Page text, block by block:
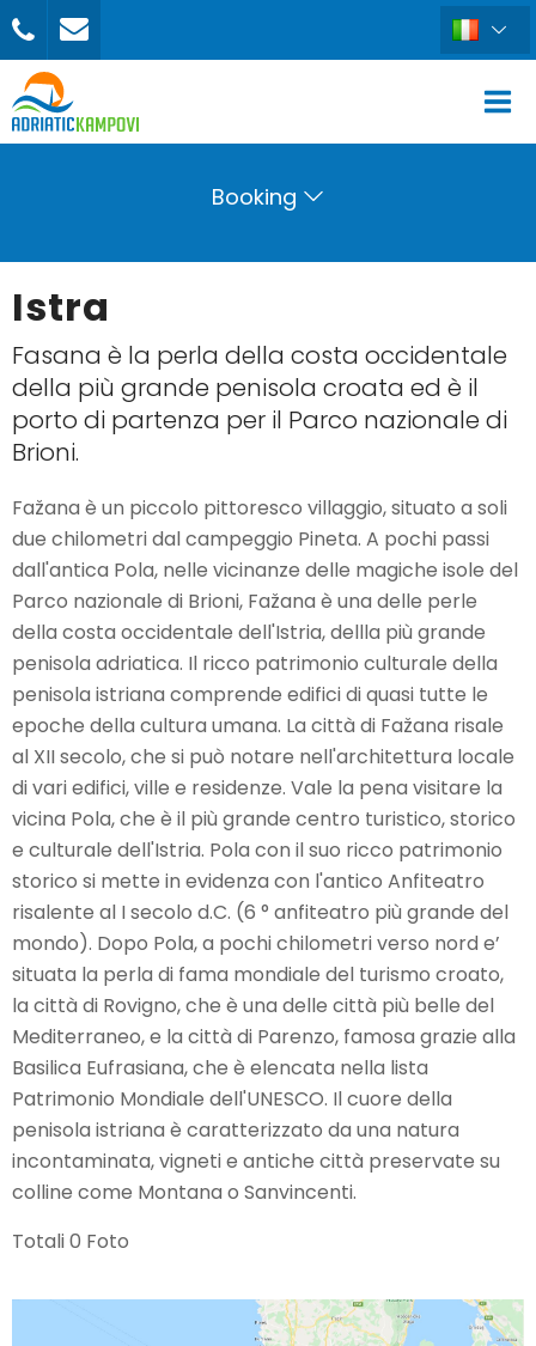
Booking
PRENOTA
INVIA RICHIESTA
Istra
Fasana è la perla della costa occidentale
della più grande penisola croata ed è il
porto di partenza per il Parco nazionale di
Brioni.
Fažana è un piccolo pittoresco villaggio, situato a soli
due chilometri dal campeggio Pineta. A pochi passi
dall'antica Pola, nelle vicinanze delle magiche isole del
Parco nazionale di Brioni, Fažana è una delle perle
della costa occidentale dell'Istria, dellla più grande
penisola adriatica. Il ricco patrimonio culturale della
penisola istriana comprende edifici di quasi tutte le
epoche della cultura umana. La città di Fažana risale
al XII secolo, che si può notare nell'architettura locale
di vari edifici, ville e residenze. Vale la pena visitare la
vicina Pola, che è il più grande centro turistico, storico
e culturale dell'Istria. Pola con il suo ricco patrimonio
storico si mette in evidenza con l'antico Anfiteatro
risalente al I secolo d.C. (6 ° anfiteatro più grande del
mondo). Dopo Pola, a pochi chilometri verso nord e’
situata la perla di fama mondiale del turismo croato,
la città di Rovigno, che è una delle città più belle del
Mediterraneo, e la città di Parenzo, famosa grazie alla
Basilica Eufrasiana, che è elencata nella lista
Patrimonio Mondiale dell'UNESCO. Il cuore della
penisola istriana è caratterizzato da una natura
incontaminata, vigneti e antiche città preservate su
colline come Montana o Sanvincenti.
Totali 0 Foto